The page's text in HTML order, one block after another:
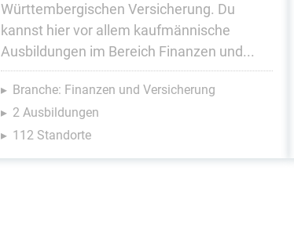
Württembergischen Versicherung. Du
kannst hier vor allem kaufmännische
Ausbildungen im Bereich Finanzen und...
Branche: Finanzen und Versicherung
2 Ausbildungen
112 Standorte